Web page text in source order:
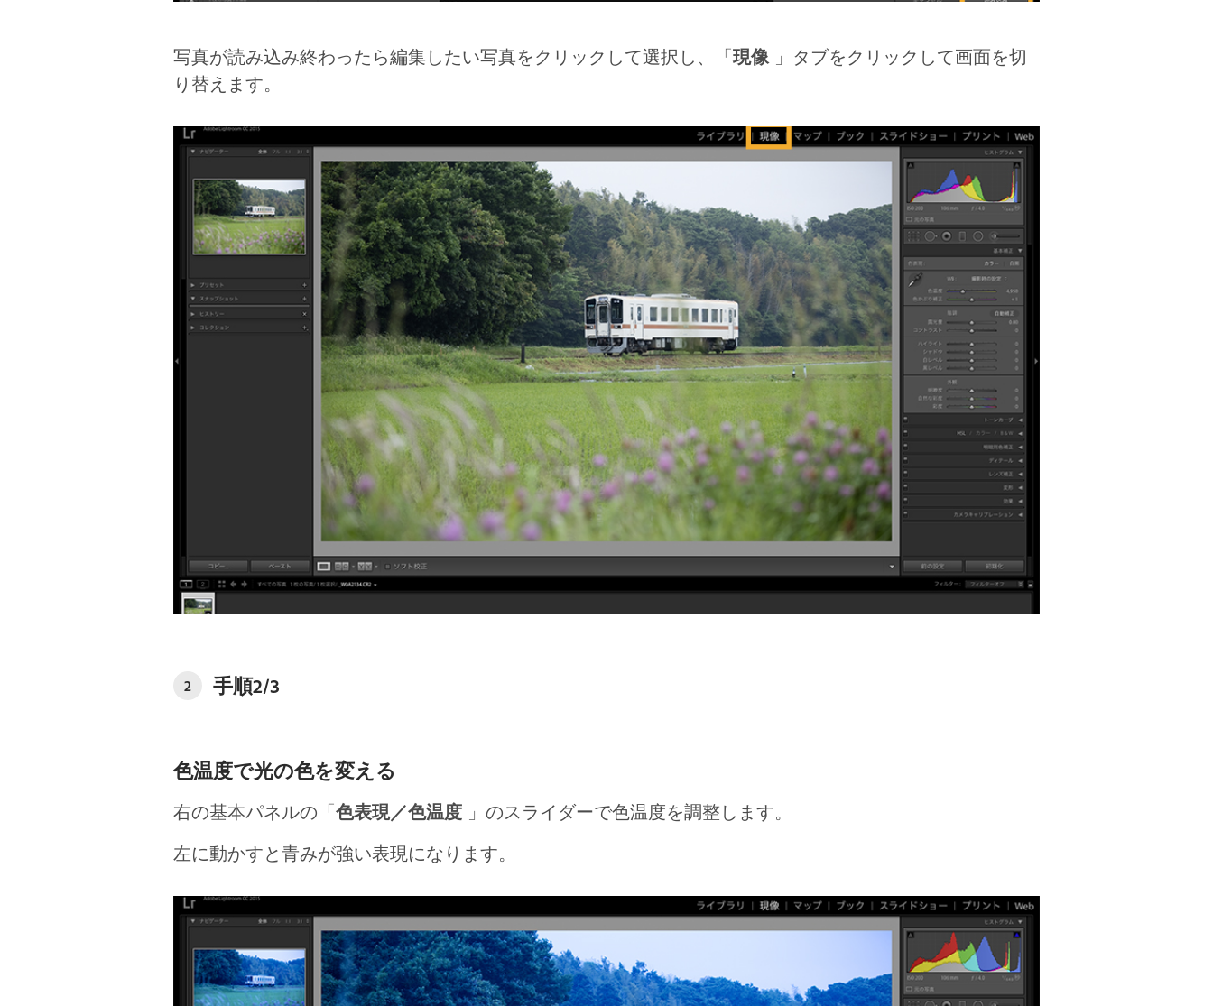
写真が読み込み終わったら編集したい写真をクリックして選択し、「 現像 」タブをクリックして画面を切
り替えます。
2 手順2/3
色温度で光の色を変える
右の基本パネルの「 色表現／色温度 」のスライダーで色温度を調整します。
左に動かすと青みが強い表現になります。